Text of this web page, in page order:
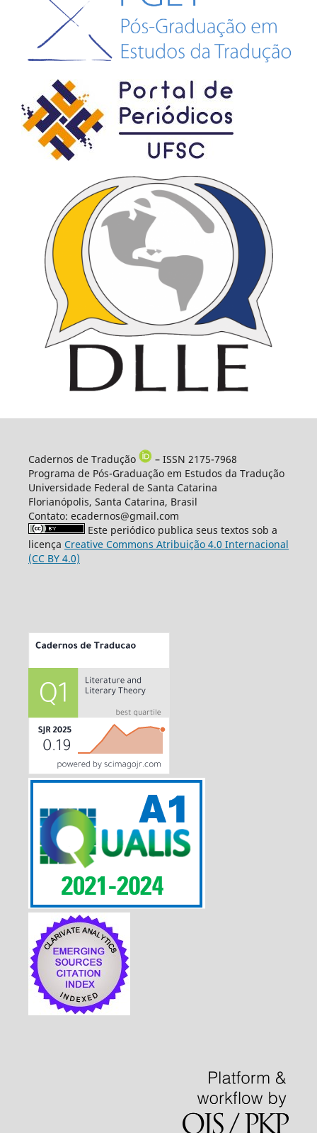
Cadernos de Tradução
– ISSN 2175-7968
Programa de Pós-Graduação em Estudos da Tradução
Universidade Federal de Santa Catarina
Florianópolis, Santa Catarina, Brasil
Contato: ecadernos@gmail.com
Este periódico publica seus textos sob a
licença Creative Commons Atribuição 4.0 Internacional
(CC BY 4.0)